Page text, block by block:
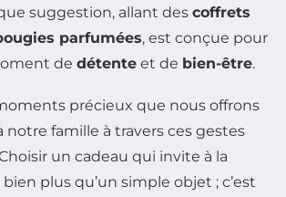
suggestion, allant des coffrets
parfumées, est conçue pour
de détente et de bien-être.
précieux que nous offrons
notre famille à travers ces gestes
un cadeau qui invite à la
plus qu’un simple objet ; c’est